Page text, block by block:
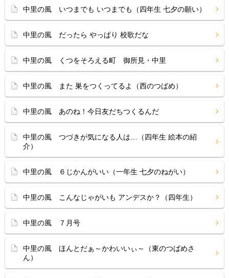
中里の風 いつまでも いつまでも（四年生 七夕の願い）
中里の風 だったら やっぱり 校歌だな
中里の風 くつをそろえる町 御所見・中里
中里の風 また 巣をつくってるよ（西のつばめ）
中里の風 あのね！今日友だちつくるんだ
中里の風 つづきが気になる人は…（四年生 絵本の紹
介）
中里の風 ６じかんがいい（一年生 七夕のねがい）
中里の風 こんなじゃがいも アンデスか？（四年生）
中里の風 ７月号
中里の風 ほんとだぁ～かわいいぃ～（東のつばめさ
ん）